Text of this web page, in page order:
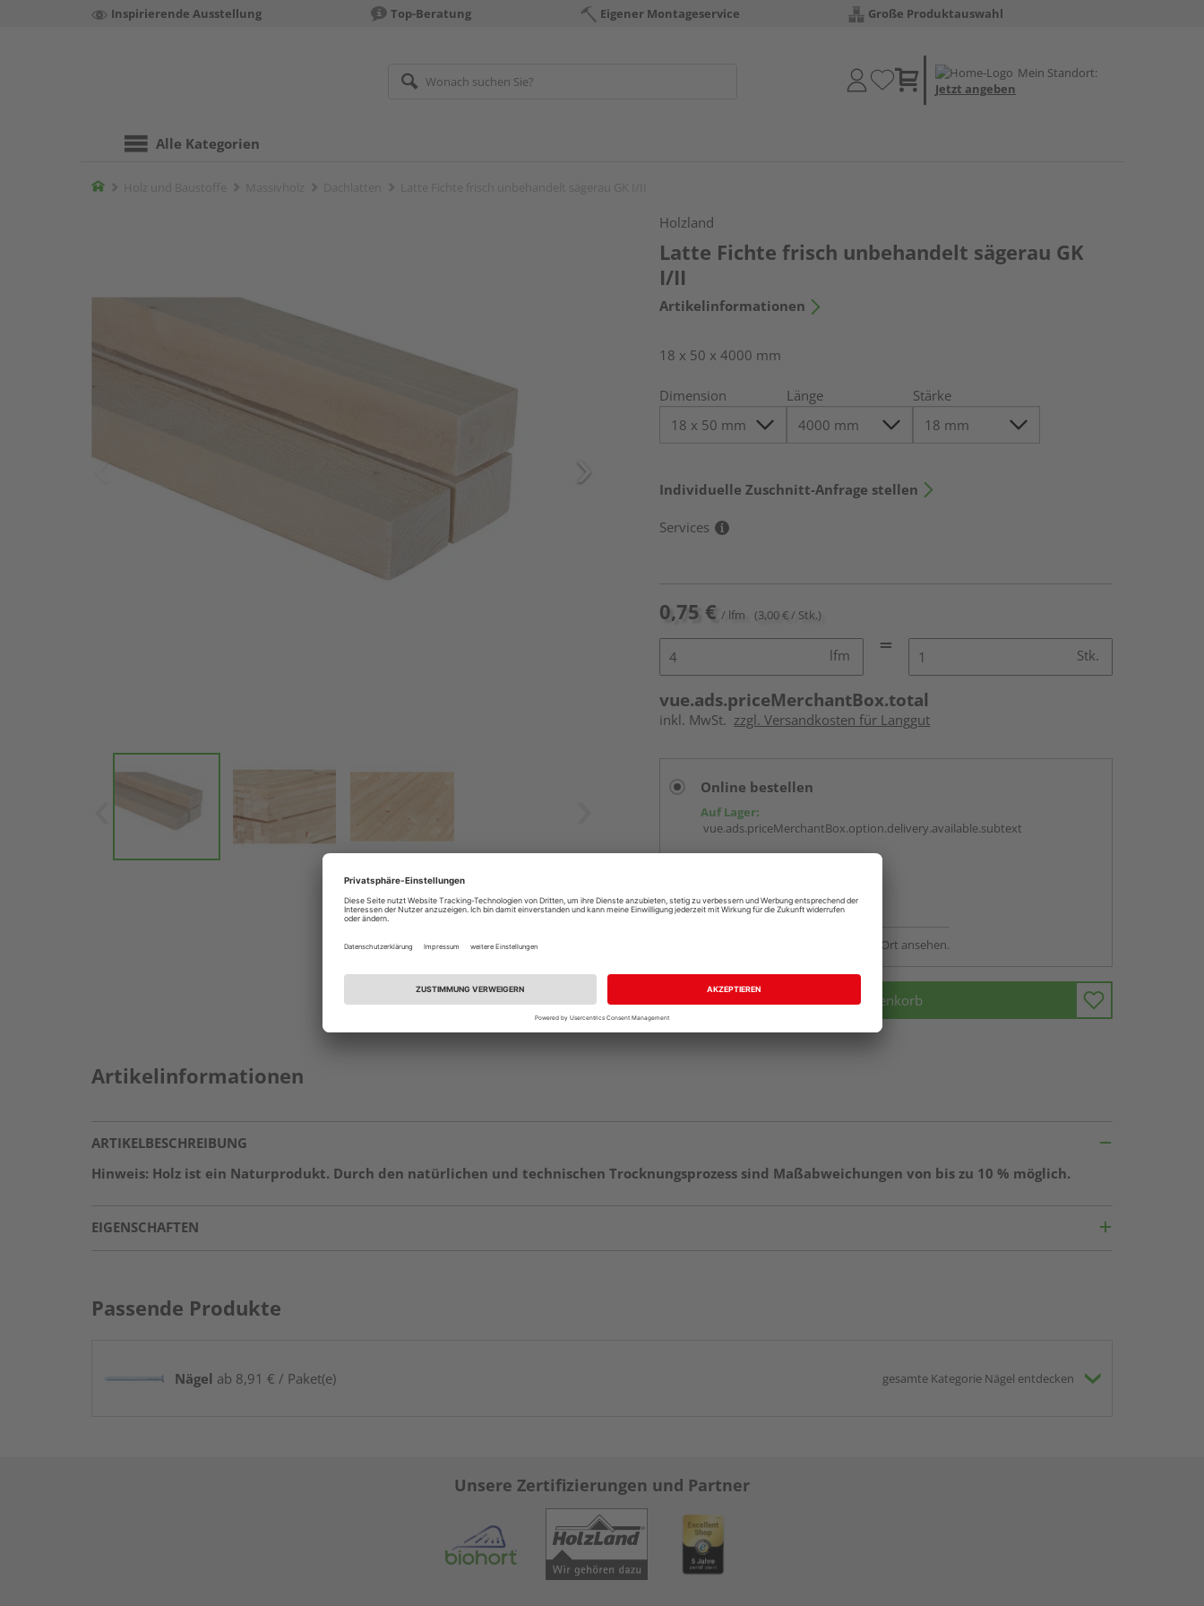
Inspirierende Ausstellung Top-Beratung Eigener Montageservice Große Produktauswahl
Mein Standort:
Jetzt angeben
Alle Kategorien
Home
Holzland
Latte Fichte frisch unbehandelt sägerau GK
I/II
Artikelinformationen
18 x 50 x 4000 mm
Dimension Länge Stärke
Individuelle Zuschnitt-Anfrage stellen
Services
0,75 € / lfm (3,00 € / Stk.)
lfm Stk.
vue.ads.priceMerchantBox.total
inkl. MwSt. zzgl. Versandkosten für Langgut
Online bestellen
Auf Lager:
vue.ads.priceMerchantBox.option.delivery.available.subtext
Auf Lager:Abholung möglich
Verfügbar in der Ausstellung - vor Ort ansehen.
In den Warenkorb
Artikelinformationen
ARTIKELBESCHREIBUNG
Hinweis: Holz ist ein Naturprodukt. Durch den natürlichen und technischen Trocknungsprozess sind Maßabweichungen von bis zu 10 % möglich.
EIGENSCHAFTEN
Passende Produkte
Nägel ab 8,91 € / Paket(e) gesamte Kategorie Nägel entdecken
Unsere Zertifizierungen und Partner